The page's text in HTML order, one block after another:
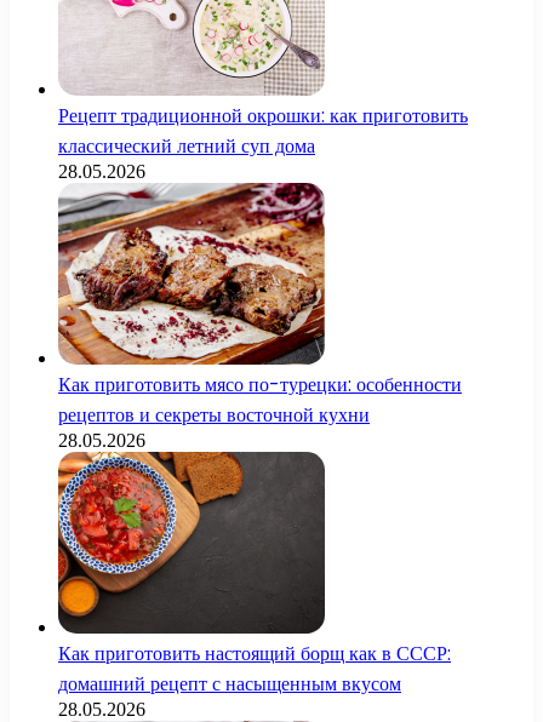
Рецепт традиционной окрошки: как приготовить
классический летний суп дома
28.05.2026
Как приготовить мясо по-турецки: особенности
рецептов и секреты восточной кухни
28.05.2026
Как приготовить настоящий борщ как в СССР:
домашний рецепт с насыщенным вкусом
28.05.2026